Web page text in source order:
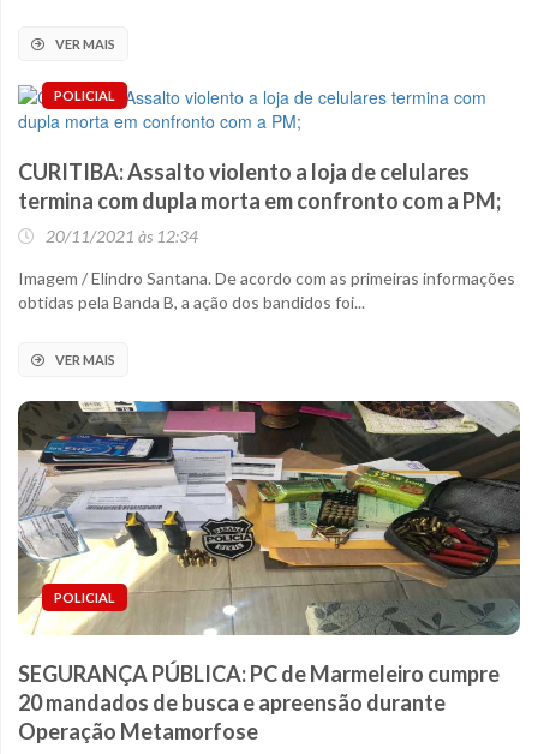
VER MAIS
POLICIAL
CURITIBA: Assalto violento a loja de celulares
termina com dupla morta em confronto com a PM;
20/11/2021 às 12:34
Imagem / Elindro Santana. De acordo com as primeiras informações
obtidas pela Banda B, a ação dos bandidos foi...
VER MAIS
POLICIAL
SEGURANÇA PÚBLICA: PC de Marmeleiro cumpre
20 mandados de busca e apreensão durante
Operação Metamorfose